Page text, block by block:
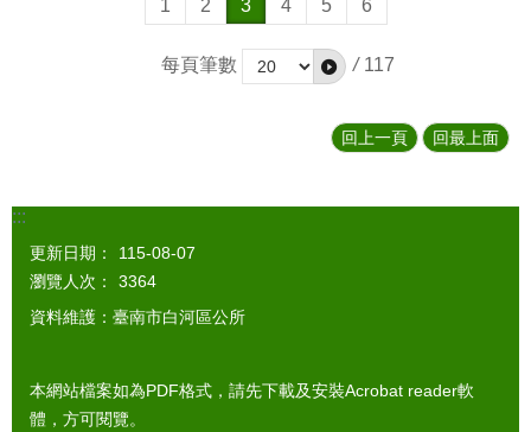
1 2 3 4 5 6
每頁筆數 / 117
回上一頁 回最上面
:::
更新日期：
115-08-07
瀏覽人次：
3364
資料維護：臺南市白河區公所
本網站檔案如為PDF格式，請先下載及安裝Acrobat reader軟
體，方可閱覽。